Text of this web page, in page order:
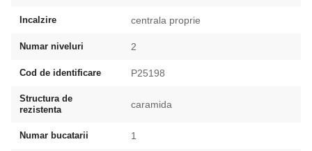
Incalzire centrala proprie
Numar niveluri 2
Cod de identificare P25198
Structura de
rezistenta
caramida
Numar bucatarii 1